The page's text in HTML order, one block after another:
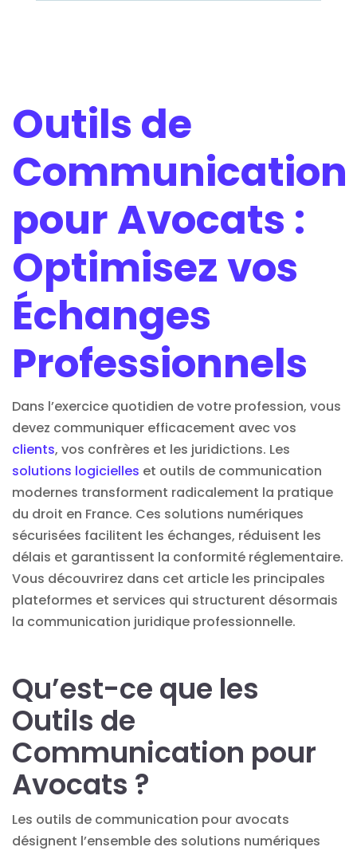
Outils de
Communication
pour Avocats :
Optimisez vos
Échanges
Professionnels
Dans l’exercice quotidien de votre profession, vous
devez communiquer efficacement avec vos
clients, vos confrères et les juridictions. Les
solutions logicielles et outils de communication
modernes transforment radicalement la pratique
du droit en France. Ces solutions numériques
sécurisées facilitent les échanges, réduisent les
délais et garantissent la conformité réglementaire.
Vous découvrirez dans cet article les principales
plateformes et services qui structurent désormais
la communication juridique professionnelle.
Qu’est-ce que les
Outils de
Communication pour
Avocats ?
Les outils de communication pour avocats
désignent l’ensemble des solutions numériques